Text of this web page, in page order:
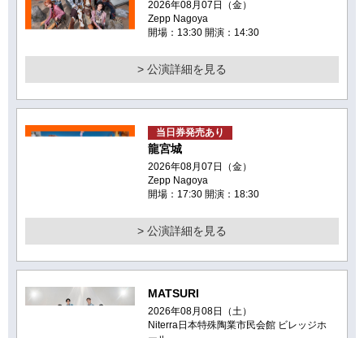
2026年08月07日（金）
Zepp Nagoya
開場：13:30 開演：14:30
> 公演詳細を見る
当日券発売あり
龍宮城
2026年08月07日（金）
Zepp Nagoya
開場：17:30 開演：18:30
> 公演詳細を見る
MATSURI
2026年08月08日（土）
Niterra日本特殊陶業市民会館 ビレッジホ